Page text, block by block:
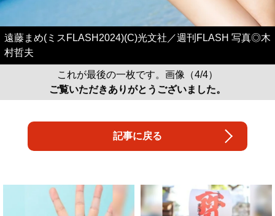
遠藤まめ(ミスFLASH2024)(C)光文社／週刊FLASH 写真◎木
村哲夫
これが最後の一枚です。画像（4/4）
ご覧いただきありがとうございました。
記事に戻る